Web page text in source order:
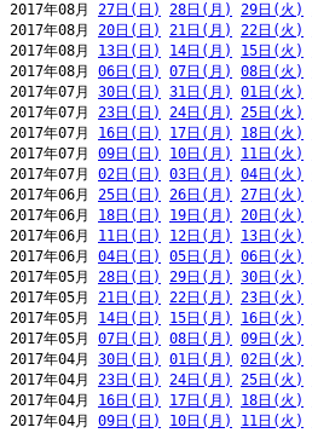
2017年08月 27日(日) 28日(月) 29日(火)
2017年08月 20日(日) 21日(月) 22日(火)
2017年08月 13日(日) 14日(月) 15日(火)
2017年08月 06日(日) 07日(月) 08日(火)
2017年07月 30日(日) 31日(月) 01日(火)
2017年07月 23日(日) 24日(月) 25日(火)
2017年07月 16日(日) 17日(月) 18日(火)
2017年07月 09日(日) 10日(月) 11日(火)
2017年07月 02日(日) 03日(月) 04日(火)
2017年06月 25日(日) 26日(月) 27日(火)
2017年06月 18日(日) 19日(月) 20日(火)
2017年06月 11日(日) 12日(月) 13日(火)
2017年06月 04日(日) 05日(月) 06日(火)
2017年05月 28日(日) 29日(月) 30日(火)
2017年05月 21日(日) 22日(月) 23日(火)
2017年05月 14日(日) 15日(月) 16日(火)
2017年05月 07日(日) 08日(月) 09日(火)
2017年04月 30日(日) 01日(月) 02日(火)
2017年04月 23日(日) 24日(月) 25日(火)
2017年04月 16日(日) 17日(月) 18日(火)
2017年04月 09日(日) 10日(月) 11日(火)